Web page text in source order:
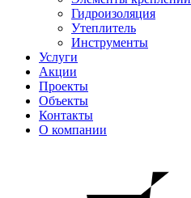
Гидроизоляция
Утеплитель
Инструменты
Услуги
Акции
Проекты
Объекты
Контакты
О компании